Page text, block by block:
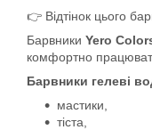
👉 Відтінок цього
Барвники Yero
комфортно
Барвники гелеві
мастики,
тіста,